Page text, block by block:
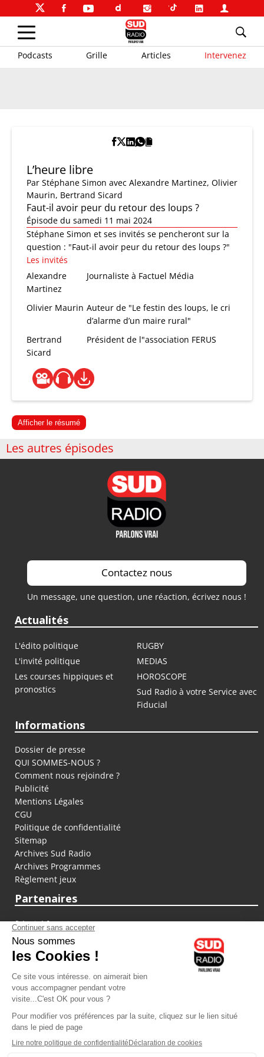
Podcasts Grille Articles Intervenez
L’heure libre
Par Stéphane Simon avec Alexandre Martinez, Olivier
Maurin, Bertrand Sicard
Faut-il avoir peur du retour des loups ?
Épisode du samedi 11 mai 2024
Stéphane Simon et ses invités se pencheront sur la
question : "Faut-il avoir peur du retour des loups ?"
Les invités
Alexandre
Martinez
Journaliste à Factuel Média
Olivier Maurin Auteur de "Le festin des loups, le cri
d’alarme d’un maire rural"
Bertrand
Sicard
Président de l"association FERUS
Afficher le résumé
Les autres épisodes
Contactez nous
Un message, une question, une réaction, écrivez nous !
Actualités
L'édito politique
RUGBY
L'invité politique
MEDIAS
Les courses hippiques et
pronostics
HOROSCOPE
Sud Radio à votre Service avec
Fiducial
Informations
Dossier de presse
QUI SOMMES-NOUS ?
Comment nous rejoindre ?
Publicité
Mentions Légales
CGU
Politique de confidentialité
Sitemap
Archives Sud Radio
Archives Programmes
Règlement jeux
Partenaires
fiducial.fr
lyoncapitale.fr
olympique-et-lyonnais.com
L'application Iphone / Android
Téléchargez l'application
Les cookies